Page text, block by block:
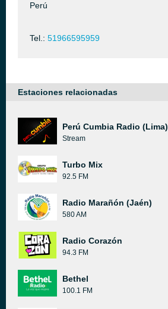
Perú
Tel.: 51966595959
Estaciones relacionadas
Perú Cumbia Radio (Lima)
Stream
Turbo Mix
92.5 FM
Radio Marañón (Jaén)
580 AM
Radio Corazón
94.3 FM
Bethel
100.1 FM